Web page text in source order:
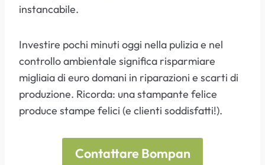
instancabile.
Investire pochi minuti oggi nella pulizia e nel
controllo ambientale significa risparmiare
migliaia di euro domani in riparazioni e scarti di
produzione. Ricorda: una stampante felice
produce stampe felici (e clienti soddisfatti!).
Contattare Bompan